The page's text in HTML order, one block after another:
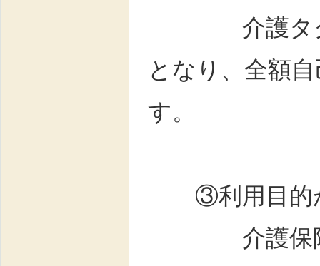
介護タクシ
となり、全額
す。
③利用目的
介護保険が